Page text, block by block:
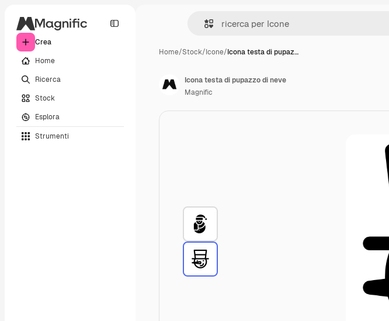
Crea
Home
Ricerca
Stock
Esplora
Strumenti
Home/Stock/Icone/Icona testa di pupaz…
Icona testa di pupazzo di neve
Magnific